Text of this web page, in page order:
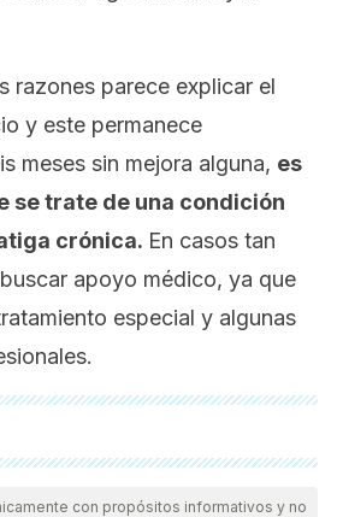
razones parece explicar el
y este permanece
meses sin mejora alguna, es
se trate de una condición
crónica. En casos tan
apoyo médico, ya que
especial y algunas
fueron revisadas a profundidad por
su calidad, confiabilidad,
con propósitos informativos y no